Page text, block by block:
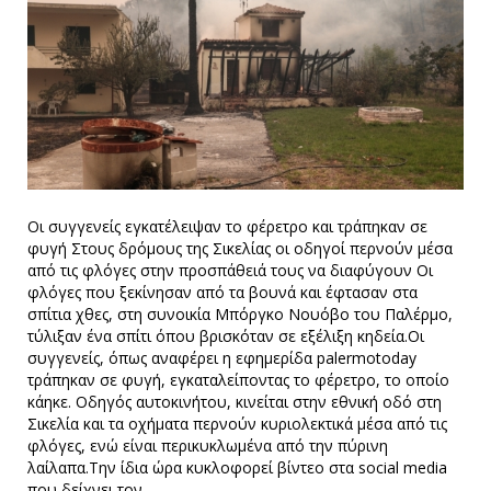
Οι συγγενείς εγκατέλειψαν το φέρετρο και τράπηκαν σε
φυγή Στους δρόμους της Σικελίας οι οδηγοί περνούν μέσα
από τις φλόγες στην προσπάθειά τους να διαφύγουν Οι
φλόγες που ξεκίνησαν από τα βουνά και έφτασαν στα
σπίτια χθες, στη συνοικία Μπόργκο Νουόβο του Παλέρμο,
τύλιξαν ένα σπίτι όπου βρισκόταν σε εξέλιξη κηδεία.Οι
συγγενείς, όπως αναφέρει η εφημερίδα palermotoday
τράπηκαν σε φυγή, εγκαταλείποντας το φέρετρο, το οποίο
κάηκε. Οδηγός αυτοκινήτου, κινείται στην εθνική οδό στη
Σικελία και τα οχήματα περνούν κυριολεκτικά μέσα από τις
φλόγες, ενώ είναι περικυκλωμένα από την πύρινη
λαίλαπα.Την ίδια ώρα κυκλοφορεί βίντεο στα social media